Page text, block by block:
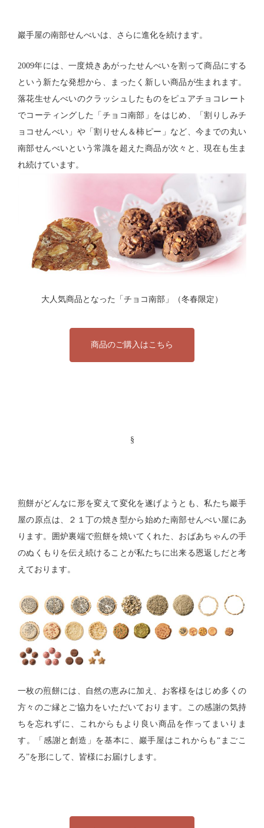
巖手屋の南部せんべいは、さらに進化を続けます。
2009年には、一度焼きあがったせんべいを割って商品にする
という新たな発想から、まったく新しい商品が生まれます。
落花生せんべいのクラッシュしたものをピュアチョコレート
でコーティングした「チョコ南部」をはじめ、「割りしみチ
ョコせんべい」や「割りせん＆柿ピー」など、今までの丸い
南部せんべいという常識を超えた商品が次々と、現在も生ま
れ続けています。
大人気商品となった「チョコ南部」（冬春限定）
商品のご購入はこちら
§
煎餅がどんなに形を変えて変化を遂げようとも、私たち巖手
屋の原点は、２１丁の焼き型から始めた南部せんべい屋にあ
ります。囲炉裏端で煎餅を焼いてくれた、おばあちゃんの手
のぬくもりを伝え続けることが私たちに出来る恩返しだと考
えております。
一枚の煎餅には、自然の恵みに加え、お客様をはじめ多くの
方々のご縁とご協力をいただいております。この感謝の気持
ちを忘れずに、これからもより良い商品を作ってまいりま
す。「感謝と創造」を基本に、巖手屋はこれからも“まごこ
ろ”を形にして、皆様にお届けします。